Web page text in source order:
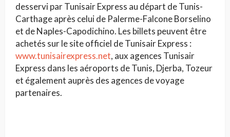
desservi par Tunisair Express au départ de Tunis-
Carthage après celui de Palerme-Falcone Borselino
et de Naples-Capodichino. Les billets peuvent être
achetés sur le site officiel de Tunisair Express :
www.tunisairexpress.net, aux agences Tunisair
Express dans les aéroports de Tunis, Djerba, Tozeur
et également auprès des agences de voyage
partenaires.